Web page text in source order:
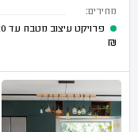
מחירים:
פרויקט עיצוב מטבח עד 20 מ"ר (מחיר כולל לכל התהליך)
₪